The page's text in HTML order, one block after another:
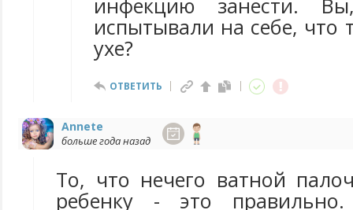
инфекцию занести.
испытывали на себе, что
ухе?
ОТВЕТИТЬ
Annete
больше года назад
То, что нечего ватной
ребенку - это